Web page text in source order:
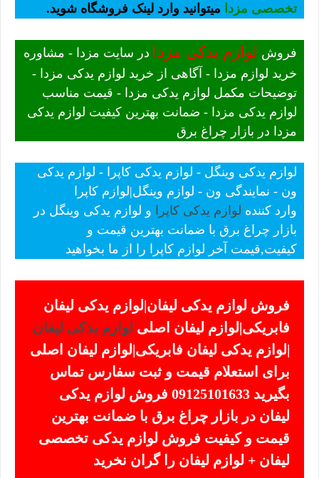
تخصصی مزدا میتوانید وارد لینک فروشگاه شوید.
فروش لوازم یدکی مزدا در سایت مزدا - مشاوره
خرید لوازم مزدا - آگاهی از خرید لوازم یدکی مزدا -
توضیحات مکمل لوازم یدکی مزدا - قیمت مناسب
لوازم یدکی مزدا - ضمانت بهترین کیفیت لوازم یدکی
مزدا در بازار چراغ برق
لوازم یدکی وینگل - لوازم یدکی کاپرا - لوازم یدکی
ون - نمایندگی ون - لوازم وینگل|لوازم کاپرا
وارد کننده لوازم یدکی کاپرا و لوازم یدکی وینگل در
بازار چراغ برق با ضمانت بهترین قیمت و
کیفیت,قیمت آخر لوازم کاپرا را از ما بخواهید
فروش لوازم یدکی لیفان|لوازم یدکی لیفان
فابریکی|لوازم لیفان اصلی لوازم یدکی لیفان
|لوازم یدکی لیفان فابریکی|لوازم لیفان اصلی
برای استعلام قیمت و ثبت سفارس تماس
بگیرید 09125101633 فروش لوازم یدکی
لیفان در بازار چراغ برق با ضمانت بهترین
قیمت و کیفیت فروش لوازم یدکی تخصصی
لیفان + لوازم لیفان را گران نخرید